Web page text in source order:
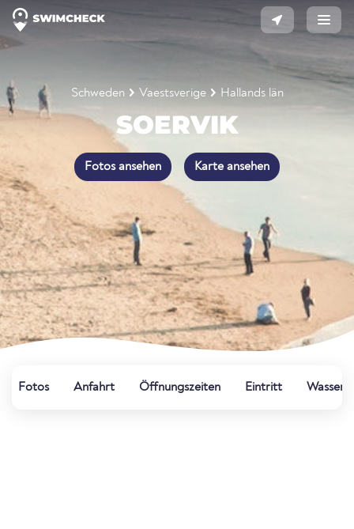
Schweden Vaestsverige Hallands län
SOERVIK
Fotos ansehen Karte ansehen
Fotos Anfahrt Öffnungszeiten Eintritt